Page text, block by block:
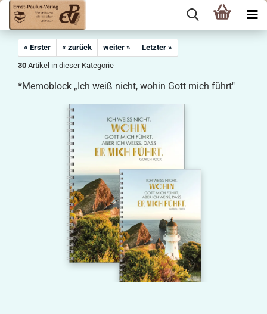
« Erster « zurück weiter »
Letzter »
30 Artikel in dieser Kategorie
*Memoblock „Ich weiß nicht, wohin Gott mich führt"